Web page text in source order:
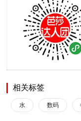
相关标签
水 数码